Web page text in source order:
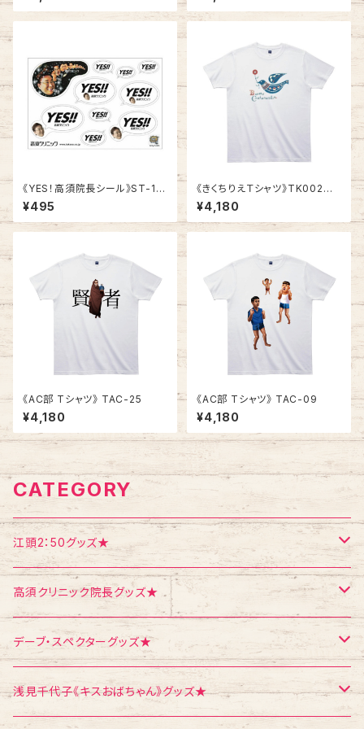
《YES！高須院長シール》ST-1
／ 白柄１シート
¥495
《きくちりえＴシャツ》TK002
／ ハト1
¥4,180
《AC部 Tシャツ》 TAC-25
¥4,180
《AC部 Tシャツ》 TAC-09
¥4,180
CATEGORY
江頭2：50グッズ★
Tシャツ
エコバッグ
ポストカード
高須クリニック院長グッズ★
Tシャツ
ポストカード
デーブ・スペクターグッズ★
ポストカード
浅見千代子《キスおばちゃん》グッズ★